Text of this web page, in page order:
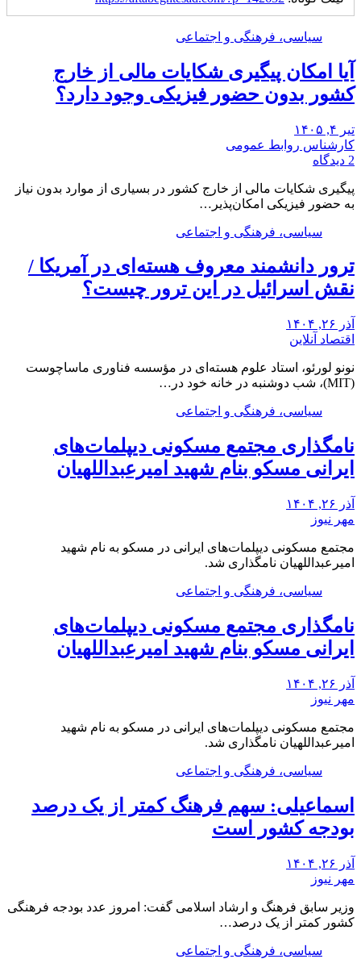
سیاسی، فرهنگی و اجتماعی
آیا امکان پیگیری شکایات مالی از خارج
کشور بدون حضور فیزیکی وجود دارد؟
تیر ۴, ۱۴۰۵
کارشناس روابط عمومی
2 دیدگاه
پیگیری شکایات مالی از خارج کشور در بسیاری از موارد بدون نیاز
به حضور فیزیکی امکان‌پذیر…
سیاسی، فرهنگی و اجتماعی
ترور دانشمند معروف هسته‌ای در آمریکا /
نقش اسرائیل در این ترور چیست؟
آذر ۲۶, ۱۴۰۴
اقتصاد آنلاین
نونو لورئو، استاد علوم هسته‌ای در مؤسسه فناوری ماساچوست
(MIT)، شب دوشنبه در خانه خود در…
سیاسی، فرهنگی و اجتماعی
نامگذاری مجتمع مسکونی دیپلمات‌های
ایرانی مسکو بنام شهید امیرعبداللهیان
آذر ۲۶, ۱۴۰۴
مهر نیوز
مجتمع مسکونی دیپلمات‌های ایرانی در مسکو به نام شهید
امیرعبداللهیان نامگذاری شد.
سیاسی، فرهنگی و اجتماعی
نامگذاری مجتمع مسکونی دیپلمات‌های
ایرانی مسکو بنام شهید امیرعبداللهیان
آذر ۲۶, ۱۴۰۴
مهر نیوز
مجتمع مسکونی دیپلمات‌های ایرانی در مسکو به نام شهید
امیرعبداللهیان نامگذاری شد.
سیاسی، فرهنگی و اجتماعی
اسماعیلی: سهم فرهنگ کمتر از یک درصد
بودجه کشور است
آذر ۲۶, ۱۴۰۴
مهر نیوز
وزیر سابق فرهنگ و ارشاد اسلامی گفت: امروز عدد بودجه فرهنگی
کشور کمتر از یک درصد…
سیاسی، فرهنگی و اجتماعی